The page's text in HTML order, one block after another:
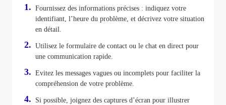
Fournissez des informations précises : indiquez votre
identifiant, l’heure du problème, et décrivez votre situation
en détail.
Utilisez le formulaire de contact ou le chat en direct pour
une communication rapide.
Evitez les messages vagues ou incomplets pour faciliter la
compréhension de votre problème.
Si possible, joignez des captures d’écran pour illustrer